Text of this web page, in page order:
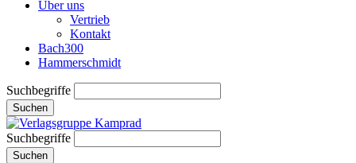
Über uns
Vertrieb
Kontakt
Bach300
Hammerschmidt
Suchbegriffe
Suchen
Suchbegriffe
Suchen